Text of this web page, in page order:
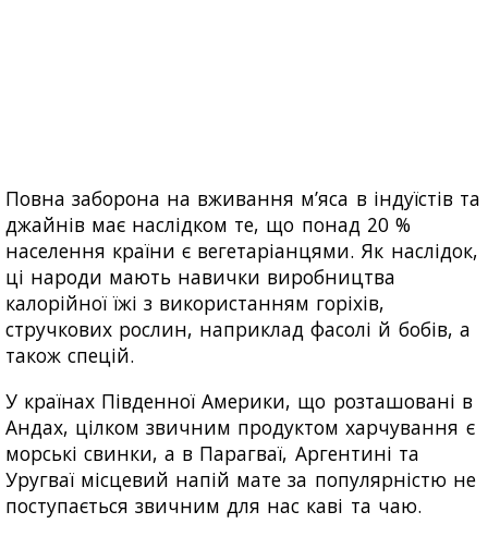
Повна заборона на вживання м’яса в індуїстів та
джайнів має наслідком те, що понад 20 %
населення країни є вегетаріанцями. Як наслідок,
ці народи мають навички виробництва
калорійної їжі з використанням горіхів,
стручкових рослин, наприклад фасолі й бобів, а
також спецій.
У країнах Південної Америки, що розташовані в
Андах, цілком звичним продуктом харчування є
морські свинки, а в Парагваї, Аргентині та
Уругваї місцевий напій мате за популярністю не
поступається звичним для нас каві та чаю.